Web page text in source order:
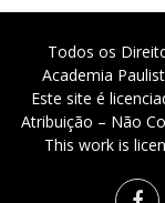
Todos os
Academia
Este site é
Atribuição – Não
This work is